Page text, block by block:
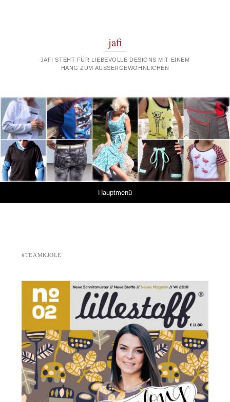
jafi
JAFI STEHT FÜR LIEBEVOLLE DESIGNS MIT EINEM
HANG ZUM AUSSERGEWÖHNLICHEN
Hauptmenü
#TEAMKJOLE